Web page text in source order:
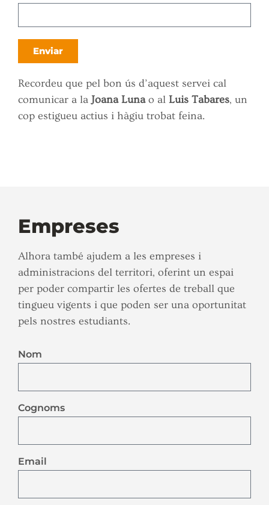
Enviar
Recordeu que pel bon ús d’aquest servei cal
comunicar a la Joana Lunao al Luis Tabares, un
cop estigueu actius i hàgiu trobat feina.
Empreses
Alhora també ajudem a les empreses i
administracions del territori, oferint un espai
per poder compartir les ofertes de treball que
tingueu vigents i que poden ser una oportunitat
pels nostres estudiants.
Nom
Cognoms
Email